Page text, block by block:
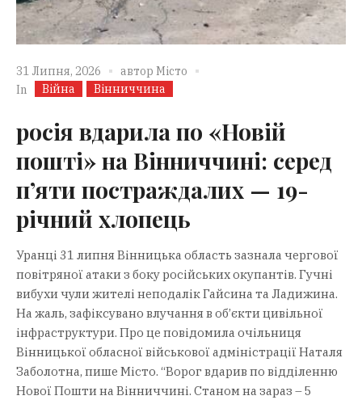
31 Липня, 2026 автор Місто
In
Війна Вінниччина
росія вдарила по «Новій
пошті» на Вінниччині: серед
п’яти постраждалих — 19-
річний хлопець
Уранці 31 липня Вінницька область зазнала чергової
повітряної атаки з боку російських окупантів. Гучні
вибухи чули жителі неподалік Гайсина та Ладижина.
На жаль, зафіксувано влучання в об’єкти цивільної
інфраструктури. Про це повідомила очільниця
Вінницької обласної військової адміністрації Наталя
Заболотна, пише Місто. “Ворог вдарив по відділенню
Нової Пошти на Вінниччині. Станом на зараз – 5